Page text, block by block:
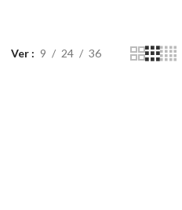
Ver 9 24 36